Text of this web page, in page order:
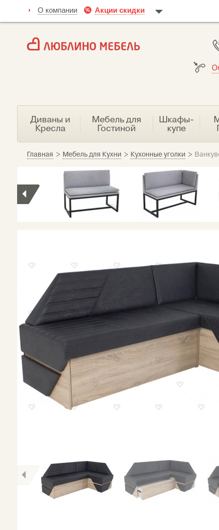
О компании Акции скидки
Диваны и
Кресла
Мебель для
Гостиной
Шкафы-
купе
Главная > Мебель для Кухни > Кухонные уголки >